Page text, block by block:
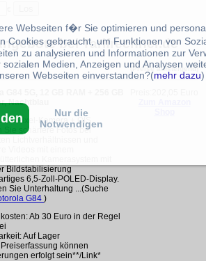
bei Tarifrechner.de
(Preise aufsteigend)
Nachtblau
Pixel-Kamera + OIS.
Sie schärfere Fotos bei
Bildstabilisierung
6,5-Zoll-POLED-Display.
Sie Unterhaltung ...(Suche
G84 )
Ab 30 Euro in der Regel
Auf Lager
können
erfolgt sein**/Link*
Webseiten f�r Sie optimieren und
Cookies gebraucht, um Funktionen von
zu analysieren und Informationen zur
sozialen Medien, Anzeigen und Analysen
Webseiten einverstanden?(mehr dazu)
Nur die
Notwendigen